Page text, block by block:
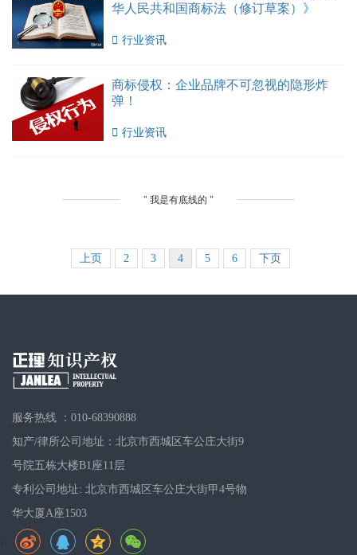
华人民共和国商标法（修订草案）》
 行业资讯
商标侵权：企业品牌不可忽视的隐形炸
弹！
 行业资讯
" 我是有底线的 "
上页 2 3 4 5 6 下页
服务热线 ：010-68390888
知产/律所公司地址：北京市西城区车公庄大街9
号院五栋大楼B1座11层
专利公司地址: 北京市西城区车公庄大街甲4号物
华大厦A座1503